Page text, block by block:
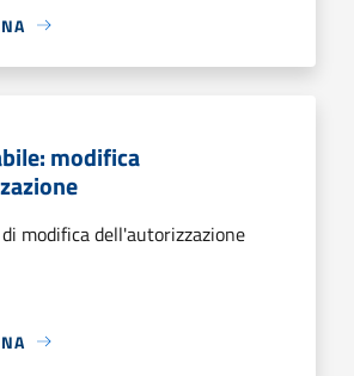
modifica
modifica dell'autorizzazione